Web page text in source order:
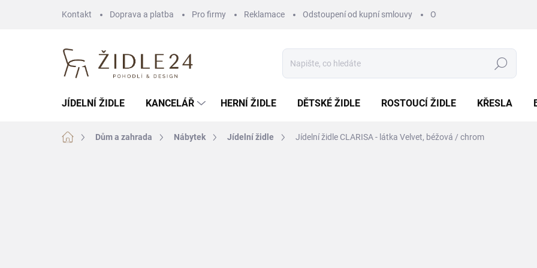
Kontakt Doprava a platba Pro firmy Reklamace Odstoupení od kupní smlouvy Obchodní podmínky
Hledat
JÍDELNÍ ŽIDLE KANCELÁŘ HERNÍ ŽIDLE DĚTSKÉ ŽIDLE ROSTOUCÍ ŽIDLE KŘESLA
Domů Dům a zahrada Nábytek Jídelní židle Jídelní židle CLARISA - látka Velvet, béžová / chrom